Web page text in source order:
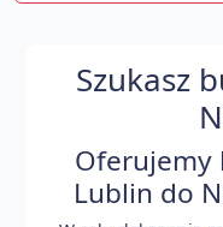
Szukasz
Oferujemy
Lublin do